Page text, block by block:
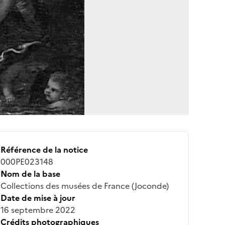
Référence de la notice
000PE023148
Nom de la base
Collections des musées de France (Joconde)
Date de mise à jour
16 septembre 2022
Crédits photographiques